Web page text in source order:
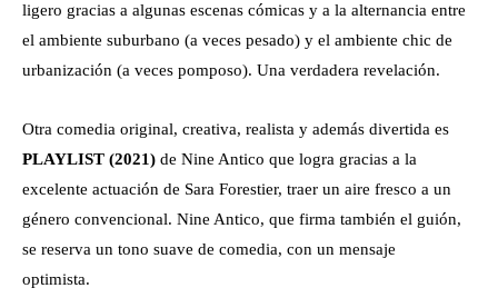
ligero gracias a algunas escenas cómicas y a la alternancia entre
el ambiente suburbano (a veces pesado) y el ambiente chic de
urbanización (a veces pomposo). Una verdadera revelación.
Otra comedia original, creativa, realista y además divertida es
PLAYLIST (2021) de Nine Antico que logra gracias a la
excelente actuación de Sara Forestier, traer un aire fresco a un
género convencional. Nine Antico, que firma también el guión,
se reserva un tono suave de comedia, con un mensaje
optimista.